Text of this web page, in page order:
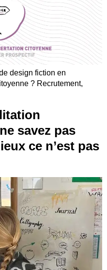
design fiction en
? Recrutement,
savez pas
ce n’est pas